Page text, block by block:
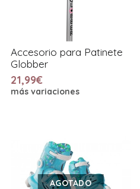
Accesorio para Patinete
Globber
21,99€
más variaciones
AGOTADO